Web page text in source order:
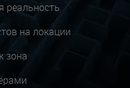
реальность
на локации
зона